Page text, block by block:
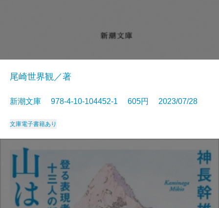
尾崎世界観／著
新潮文庫 978-4-10-104452-1 605円 2023/07/28
文庫電子書籍あり